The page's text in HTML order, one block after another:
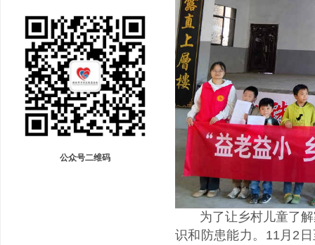
公众号二维码
为了让乡村儿童了解
识和防患能力。11月2